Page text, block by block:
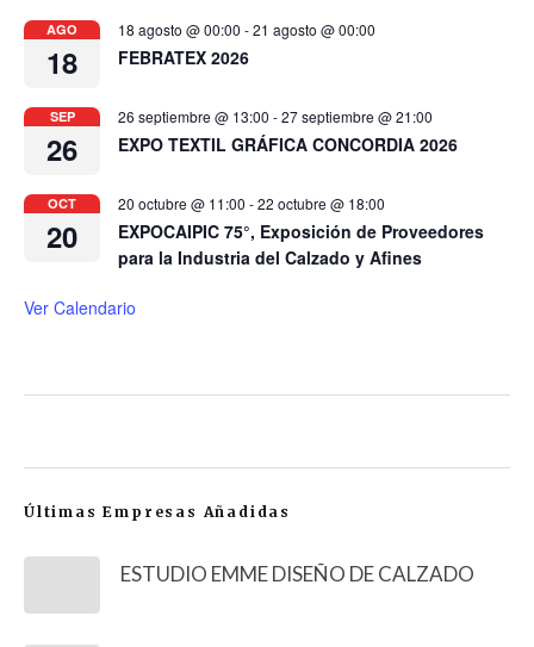
AGO
18
18 agosto @ 00:00 -21 agosto @ 00:00
FEBRATEX 2026
SEP
26
26 septiembre @ 13:00 -27 septiembre @ 21:00
EXPO TEXTIL GRÁFICA CONCORDIA 2026
OCT
20
20 octubre @ 11:00 -22 octubre @ 18:00
EXPOCAIPIC 75°, Exposición de Proveedores
para la Industria del Calzado y Afines
Ver Calendario
Últimas Empresas Añadidas
ESTUDIO EMME DISEÑO DE CALZADO